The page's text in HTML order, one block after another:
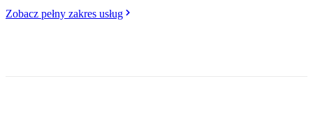
Zobacz pełny zakres usług